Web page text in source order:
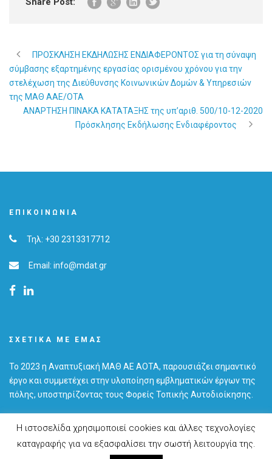
ΠΡΟΣΚΛΗΣΗ ΕΚΔΗΛΩΣΗΣ ΕΝΔΙΑΦΕΡΟΝΤΟΣ για τη σύναψη
σύμβασης εξαρτημένης εργασίας ορισμένου χρόνου για την
στελέχωση της Διεύθυνσης Κοινωνικών Δομών & Υπηρεσιών
της ΜΑΘ ΑΑΕ/ΟΤΑ
ΑΝΑΡΤΗΣΗ ΠΙΝΑΚΑ ΚΑΤΑΤΑΞΗΣ της υπ’αριθ. 500/10-12-2020
Πρόσκλησης Εκδήλωσης Ενδιαφέροντος
ΕΠΙΚΟΙΝΩΝΊΑ
Τηλ: +30 2313317712
Email: info@mdat.gr
ΣΧΕΤΙΚΆ ΜΕ ΕΜΆΣ
Το 2023 η Αναπτυξιακή ΜΑΘ ΑΕ ΑΟΤΑ, παρουσιάζει σημαντικό
έργο και συμμετέχει στην υλοποίηση εμβληματικών έργων της
πόλης, υποστηρίζοντας τους Φορείς Τοπικής Αυτοδιοίκησης.
Η ιστοσελίδα χρησιμοποιεί cookies και άλλες τεχνολογίες
καταγραφής για να εξασφαλίσει την σωστή λειτουργία της.